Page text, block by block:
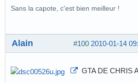
Sans la capote, c'est bien meilleur !
#100 2010-01-14
Alain
GTA DE CHRIS